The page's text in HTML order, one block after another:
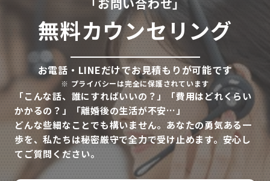
無料カウンセリング
お電話・LINEだけでお見積もりが可能です
※ プライバシーは完全に保護されています
「こんな話、誰にすればいいの？」「費用はどれくらい
かかるの？」「離婚後の生活が不安…」
どんな些細なことでも構いません。あなたの勇気ある一
歩を、私たちは秘密厳守で全力で受け止めます。安心し
てご質問ください。